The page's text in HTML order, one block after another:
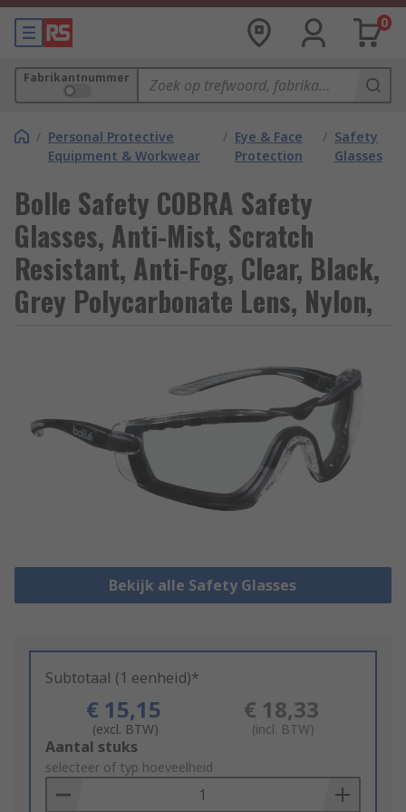
0
Fabrikantnummer
/ Personal Protective
Equipment & Workwear
/ Eye & Face
Protection
/ Safety
Glasses
Bolle Safety COBRA Safety
Glasses, Anti-Mist, Scratch
Resistant, Anti-Fog, Clear, Black,
Grey Polycarbonate Lens, Nylon,
Bekijk alle Safety Glasses
Subtotaal (1 eenheid)*
€ 15,15
(excl. BTW)
€ 18,33
(incl. BTW)
Add
to
Basket
Aantal stuks
selecteer of typ hoeveelheid